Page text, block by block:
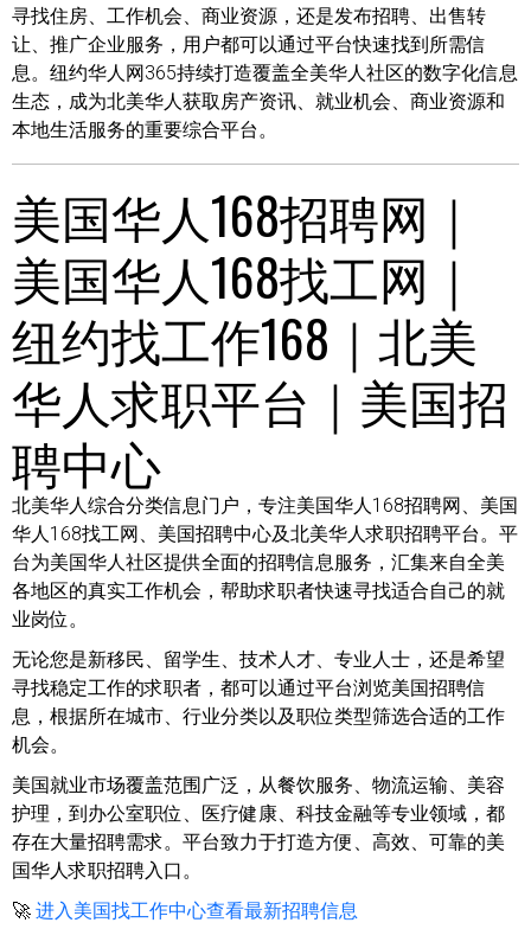
寻找住房、工作机会、商业资源，还是发布招聘、出售转
让、推广企业服务，用户都可以通过平台快速找到所需信
息。纽约华人网365持续打造覆盖全美华人社区的数字化信息
生态，成为北美华人获取房产资讯、就业机会、商业资源和
本地生活服务的重要综合平台。
美国华人168招聘网｜
美国华人168找工网｜
纽约找工作168｜北美
华人求职平台｜美国招
聘中心
北美华人综合分类信息门户，专注美国华人168招聘网、美国
华人168找工网、美国招聘中心及北美华人求职招聘平台。平
台为美国华人社区提供全面的招聘信息服务，汇集来自全美
各地区的真实工作机会，帮助求职者快速寻找适合自己的就
业岗位。
无论您是新移民、留学生、技术人才、专业人士，还是希望
寻找稳定工作的求职者，都可以通过平台浏览美国招聘信
息，根据所在城市、行业分类以及职位类型筛选合适的工作
机会。
美国就业市场覆盖范围广泛，从餐饮服务、物流运输、美容
护理，到办公室职位、医疗健康、科技金融等专业领域，都
存在大量招聘需求。平台致力于打造方便、高效、可靠的美
国华人求职招聘入口。
🚀 进入美国找工作中心查看最新招聘信息